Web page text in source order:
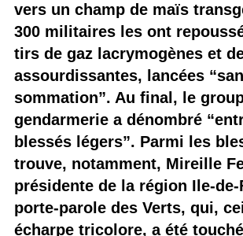
vers un champ de maïs
300 militaires les ont
tirs de gaz lacrymogènes et
assourdissantes, lancées
sommation”. Au final, le
gendarmerie a dénombré
blessés légers”. Parmi les
trouve, notamment, Mireille
présidente de la région Ile-de-
porte-parole des Verts, qui,
écharpe tricolore, a été